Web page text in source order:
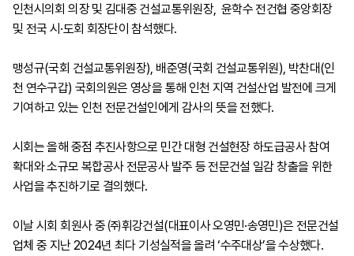
인천시의회 의장 및 김대중 건설교통위원장, 윤학수 전건협 중앙회장
및 전국 시·도회 회장단이 참석했다.
맹성규(국회 건설교통위원장), 배준영(국회 건설교통위원), 박찬대(인
천 연수구갑) 국회의원은 영상을 통해 인천 지역 건설산업 발전에 크게
기여하고 있는 인천 전문건설인에게 감사의 뜻을 전했다.
시회는 올해 중점 추진사항으로 민간 대형 건설현장 하도급공사 참여
확대와 소규모 복합공사 전문공사 발주 등 전문건설 일감 창출을 위한
사업을 추진하기로 결의했다.
이날 시회 회원사 중 ㈜휘강건설(대표이사 오영민·송영민)은 전문건설
업체 중 지난 2024년 최다 기성실적을 올려 ‘수주대상’을 수상했다.